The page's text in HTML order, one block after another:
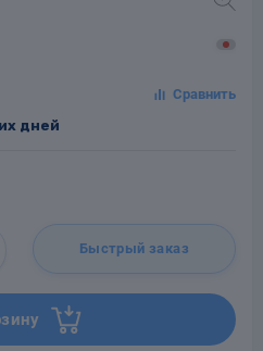
дней
Быстрый заказ